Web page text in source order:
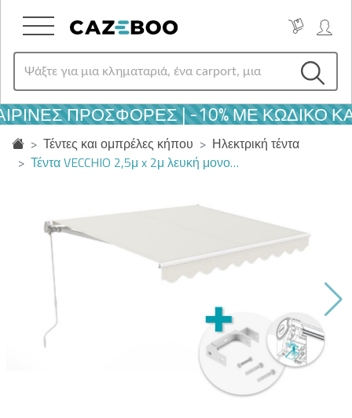
ΠΡΟΣΦΟΡΈΣ | -10% ΜΕ ΚΩΔΙΚΌ
Τέντες και ομπρέλες κήπου
Ηλεκτρική τέντα
Τέντα VECCHIO 2,5μ x 2μ λευκή μονο…